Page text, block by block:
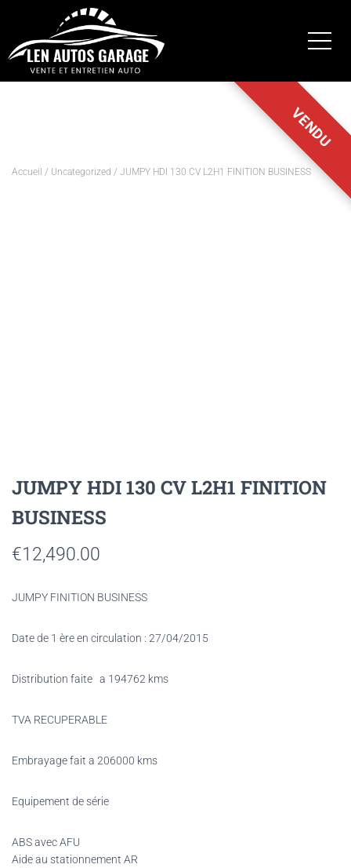
Accueil / Uncategorized / JUMPY HDI 130 CV L2H1 FINITION BUSINESS
JUMPY HDI 130 CV L2H1 FINITION
BUSINESS
€12,490.00
JUMPY FINITION BUSINESS
Date de 1 ère en circulation : 27/04/2015
Distribution faite a 194762 kms
TVA RECUPERABLE
Embrayage fait a 206000 kms
Equipement de série
ABS avec AFU
Aide au stationnement AR